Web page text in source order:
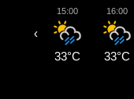
15:00
33°C
16:00
33°C
‹